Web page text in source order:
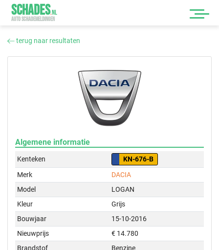
SCHADES.NL
AUTO SCHADEMELDINGEN
terug naar resultaten
Algemene informatie
Kenteken
KN-676-B
Merk
DACIA
Model
LOGAN
Kleur
Grijs
Bouwjaar
15-10-2016
Nieuwprijs
€ 14.780
Brandstof
Benzine